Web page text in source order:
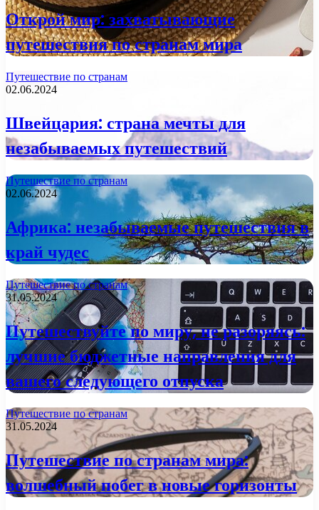
Открой мир: захватывающие
путешествия по странам мира
Путешествие по странам
02.06.2024
Швейцария: страна мечты для
незабываемых путешествий
Путешествие по странам
02.06.2024
Африка: незабываемые путешествия в
край чудес
Путешествие по странам
31.05.2024
Путешествуйте по миру, не разоряясь:
лучшие бюджетные направления для
вашего следующего отпуска
Путешествие по странам
31.05.2024
Путешествие по странам мира:
волшебный побег в новые горизонты